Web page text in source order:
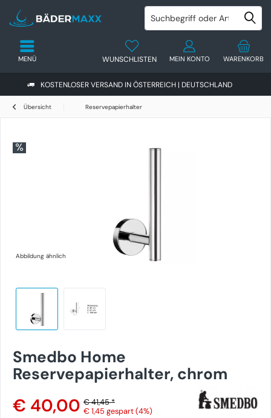
KOSTENLOSER VERSAND IN ÖSTERREICH | DEUTSCHLAND
WARENKORB
WUNSCHLISTEN MEIN KONTO
MENÜ
Übersicht Reservepapierhalter
Abbildung ähnlich
Smedbo Home
Reservepapierhalter, chrom
€ 40,00 € 41,45 *
€ 1,45 gespart (4%)